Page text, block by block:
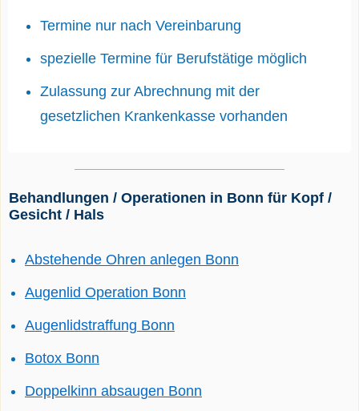
Termine nur nach Vereinbarung
spezielle Termine für Berufstätige möglich
Zulassung zur Abrechnung mit der
gesetzlichen Krankenkasse vorhanden
Behandlungen / Operationen in Bonn für Kopf /
Gesicht / Hals
Abstehende Ohren anlegen Bonn
Augenlid Operation Bonn
Augenlidstraffung Bonn
Botox Bonn
Doppelkinn absaugen Bonn